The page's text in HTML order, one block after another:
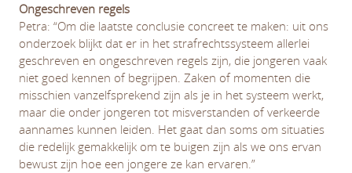
Ongeschreven regels
Petra: “Om die laatste conclusie concreet te maken: uit ons
onderzoek blijkt dat er in het strafrechtssysteem allerlei
geschreven en ongeschreven regels zijn, die jongeren vaak
niet goed kennen of begrijpen. Zaken of momenten die
misschien vanzelfsprekend zijn als je in het systeem werkt,
maar die onder jongeren tot misverstanden of verkeerde
aannames kunnen leiden. Het gaat dan soms om situaties
die redelijk gemakkelijk om te buigen zijn als we ons ervan
bewust zijn hoe een jongere ze kan ervaren.”